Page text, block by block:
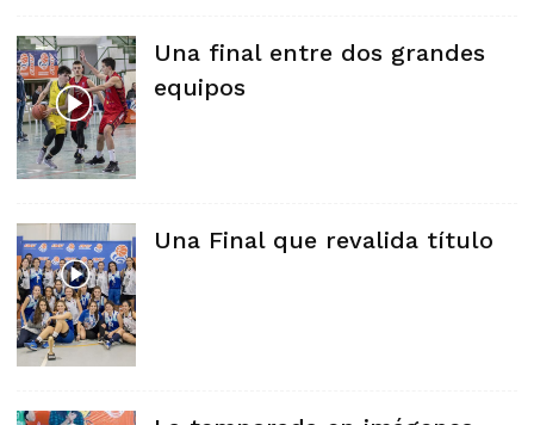
Una final entre dos grandes
equipos
Una Final que revalida título